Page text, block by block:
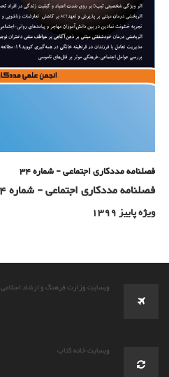
فصلنامه مددکاری اجتماعی - شماره 34
فصلنامه مددکاری اجتماعی - شماره 34
ویژه پاییز 1399
وبسایت وزارت فرهنگ و ارشاد اسلامی
وبسایت خانه کتاب